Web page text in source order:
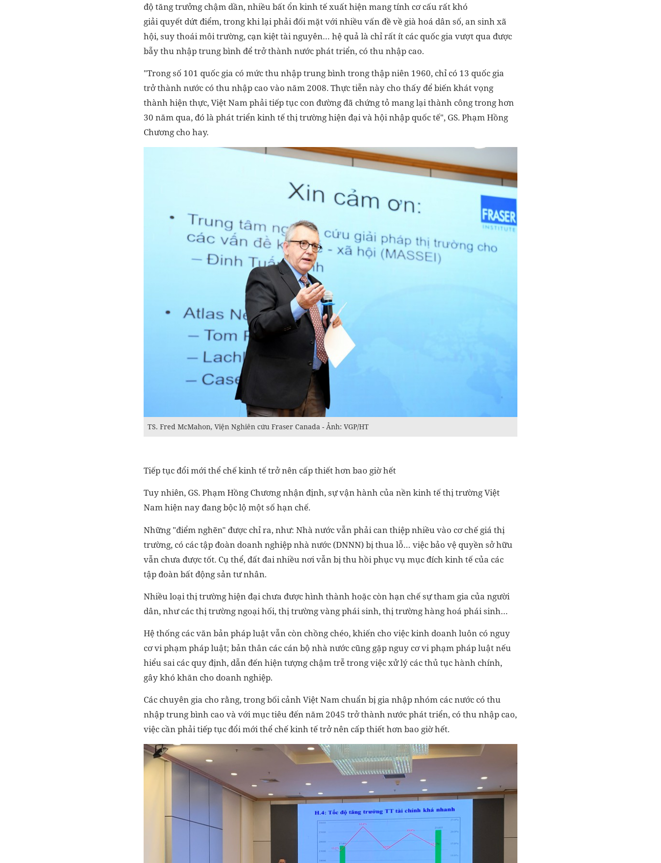
độ tăng trưởng chậm dần, nhiều bất ổn kinh tế xuất hiện mang tính cơ cấu rất khó
giải quyết dứt điểm, trong khi lại phải đối mặt với nhiều vấn đề về già hoá dân số, an sinh xã
hội, suy thoái môi trường, cạn kiệt tài nguyên… hệ quả là chỉ rất ít các quốc gia vượt qua được
bẫy thu nhập trung bình để trở thành nước phát triển, có thu nhập cao.
"Trong số 101 quốc gia có mức thu nhập trung bình trong thập niên 1960, chỉ có 13 quốc gia
trở thành nước có thu nhập cao vào năm 2008. Thực tiễn này cho thấy để biến khát vọng
thành hiện thực, Việt Nam phải tiếp tục con đường đã chứng tỏ mang lại thành công trong hơn
30 năm qua, đó là phát triển kinh tế thị trường hiện đại và hội nhập quốc tế", GS. Phạm Hồng
Chương cho hay.
TS. Fred McMahon, Viện Nghiên cứu Fraser Canada - Ảnh: VGP/HT
Tiếp tục đổi mới thể chế kinh tế trở nên cấp thiết hơn bao giờ hết
Tuy nhiên, GS. Phạm Hồng Chương nhận định, sự vận hành của nền kinh tế thị trường Việt
Nam hiện nay đang bộc lộ một số hạn chế.
Những "điểm nghẽn" được chỉ ra, như: Nhà nước vẫn phải can thiệp nhiều vào cơ chế giá thị
trường, có các tập đoàn doanh nghiệp nhà nước (DNNN) bị thua lỗ… việc bảo vệ quyền sở hữu
vẫn chưa được tốt. Cụ thể, đất đai nhiều nơi vẫn bị thu hồi phục vụ mục đích kinh tế của các
tập đoàn bất động sản tư nhân.
Nhiều loại thị trường hiện đại chưa được hình thành hoặc còn hạn chế sự tham gia của người
dân, như các thị trường ngoại hối, thị trường vàng phái sinh, thị trường hàng hoá phái sinh…
Hệ thống các văn bản pháp luật vẫn còn chồng chéo, khiến cho việc kinh doanh luôn có nguy
cơ vi phạm pháp luật; bản thân các cán bộ nhà nước cũng gặp nguy cơ vi phạm pháp luật nếu
hiểu sai các quy định, dẫn đến hiện tượng chậm trễ trong việc xử lý các thủ tục hành chính,
gây khó khăn cho doanh nghiệp.
Các chuyên gia cho rằng, trong bối cảnh Việt Nam chuẩn bị gia nhập nhóm các nước có thu
nhập trung bình cao và với mục tiêu đến năm 2045 trở thành nước phát triển, có thu nhập cao,
việc cần phải tiếp tục đổi mới thể chế kinh tế trở nên cấp thiết hơn bao giờ hết.